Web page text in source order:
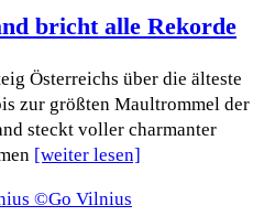
bricht alle Rekorde
Österreichs über die älteste
zur größten Maultrommel der
steckt voller charmanter
[weiter lesen]